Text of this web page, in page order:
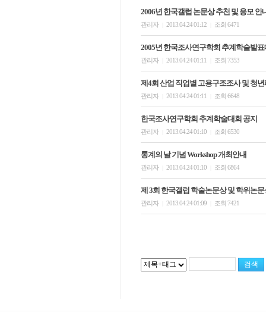
2006년 한국갤럽 논문상 추천 및 응모 안
관리자 2013.04.24 01:12 조회 6471
2005년 한국조사연구학회 추계학술발
관리자 2013.04.24 01:11 조회 7353
제4회 산업 직업별 고용구조조사 및 청
관리자 2013.04.24 01:11 조회 6648
한국조사연구학회 추계학술대회 공지
관리자 2013.04.24 01:10 조회 6530
통계의 날 기념 Workshop 개최안내
관리자 2013.04.24 01:10 조회 6864
제 3회 한국갤럽 학술논문상 및 학위논
관리자 2013.04.24 01:09 조회 7421